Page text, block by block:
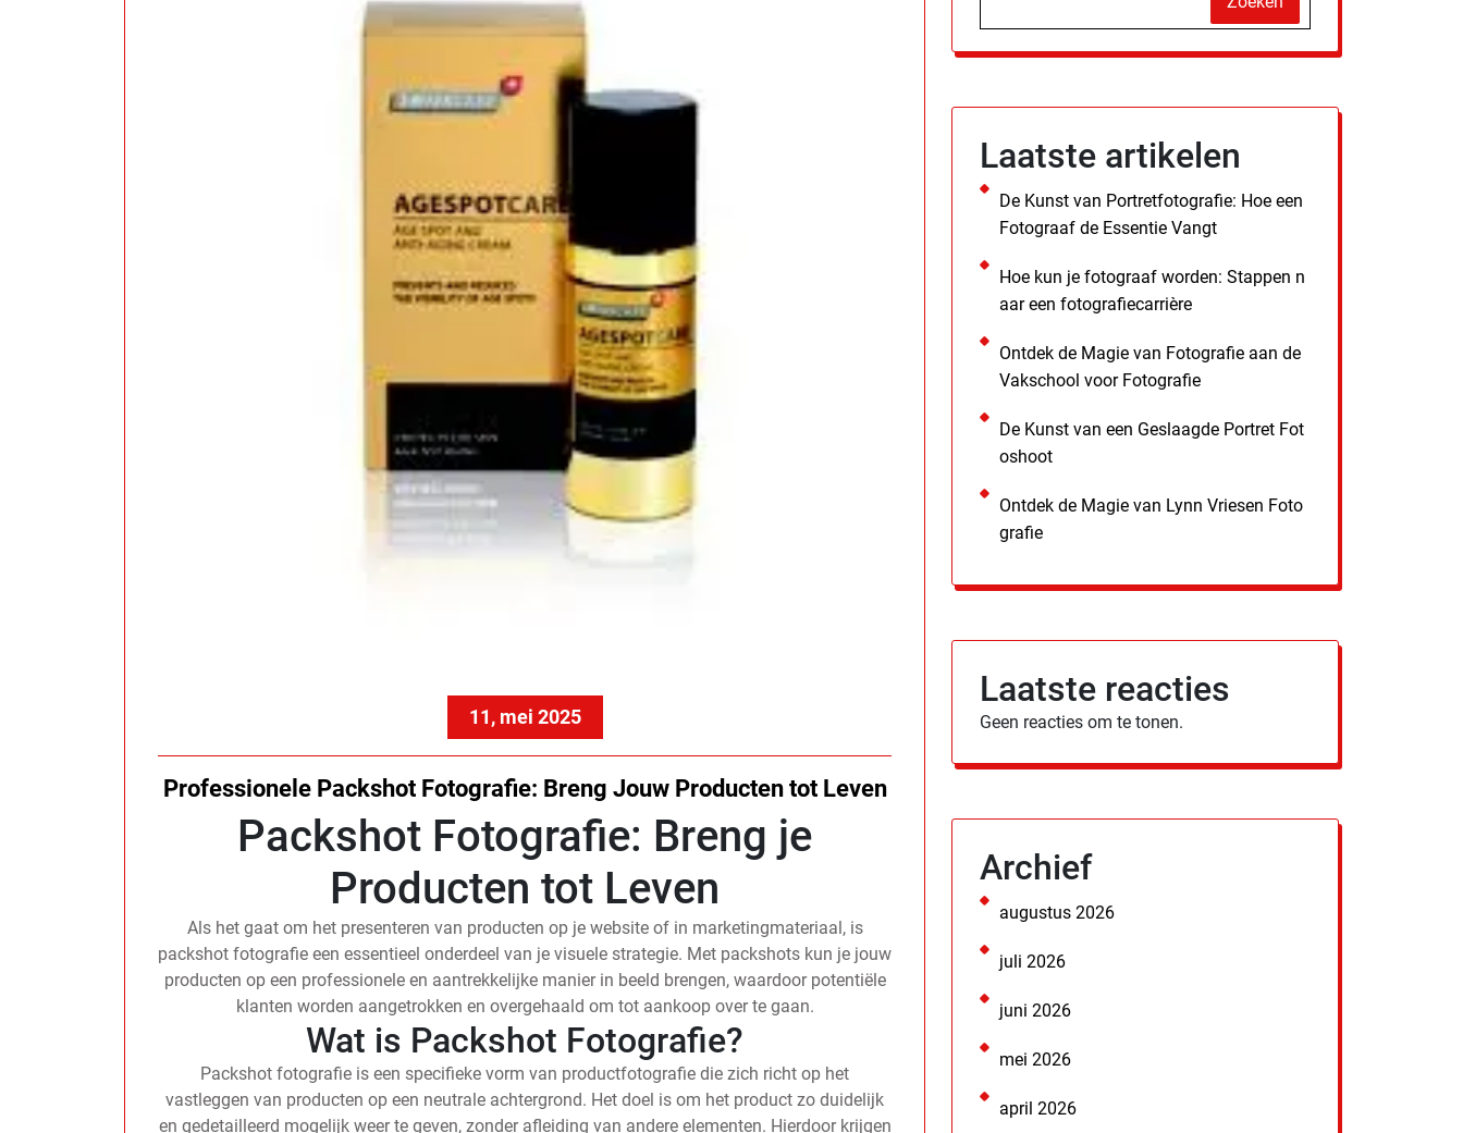
11, mei 2025
Professionele Packshot Fotografie: Breng Jouw Producten tot Leven
Packshot Fotografie: Breng je
Producten tot Leven
Als het gaat om het presenteren van producten op je website of in marketingmateriaal, is
packshot fotografie een essentieel onderdeel van je visuele strategie. Met packshots kun je jouw
producten op een professionele en aantrekkelijke manier in beeld brengen, waardoor potentiële
klanten worden aangetrokken en overgehaald om tot aankoop over te gaan.
Wat is Packshot Fotografie?
Packshot fotografie is een specifieke vorm van productfotografie die zich richt op het
vastleggen van producten op een neutrale achtergrond. Het doel is om het product zo duidelijk
en gedetailleerd mogelijk weer te geven, zonder afleiding van andere elementen. Hierdoor krijgen
Laatste artikelen
De Kunst van Portretfotografie: Hoe een
Fotograaf de Essentie Vangt
Hoe kun je fotograaf worden: Stappen n
aar een fotografiecarrière
Ontdek de Magie van Fotografie aan de
Vakschool voor Fotografie
De Kunst van een Geslaagde Portret Fot
oshoot
Ontdek de Magie van Lynn Vriesen Foto
grafie
Laatste reacties
Geen reacties om te tonen.
Archief
augustus 2026
juli 2026
juni 2026
mei 2026
april 2026